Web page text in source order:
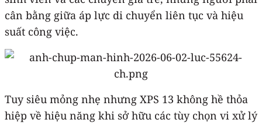
cân bằng giữa áp lực di chuyển liên tục và hiệu
suất công việc.
Tuy siêu mỏng nhẹ nhưng XPS 13 không hề thỏa
hiệp về hiệu năng khi sở hữu các tùy chọn vi xử lý